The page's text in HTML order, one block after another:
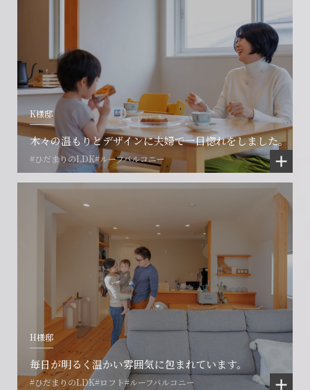
K様邸
木々の温もりとデザインに夫婦で一目惚れをしました。
#ひだまりのLDK#ルーフバルコニー
H様邸
毎日が明るく温かい雰囲気に包まれています。
#ひだまりのLDK#ロフト#ルーフバルコニー
会社に関することや物件についての
ご相談はこちら
フォームからのお問い合わせ
CONTACT
お電話でのお問い合わせ
0466-24-2478
営業時間9:30~18:30 水曜定休
賃貸物件入居者様の
お困りごとのご相談はこちら
解約のお申し込み
CONTACT
プロコール24ご利用の方
0120-073-386
閉じる
土地の活用・賃貸経営に関する
ご相談はこちら
フォームからのお問い合わせ
CONTACT
賃貸管理事業部へのお問い合わせ
0466-24-2478
営業時間9:30~18:30 水曜定休